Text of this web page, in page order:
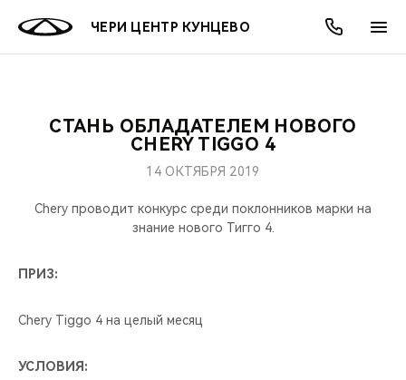
ЧЕРИ ЦЕНТР КУНЦЕВО
МОДЕЛИ
ПОКУПАТЕЛЯМ
КРЕДИТ И СТРАХОВАНИЕ
ВЛАДЕЛЬЦАМ
ЗАПЧАСТИ И АКСЕССУАРЫ
ПОДДЕРЖКА
CHERY CONNECT
МИР CHERY
CHERY В СОЦСЕТЯХ
ЛЮДИ CHERY
БЛАГОТВОРИТЕЛЬНОСТЬ
АКЦИИ
ОНЛАЙН СЕРВИСЫ
О КОМПАНИИ
СТАНЬ ОБЛАДАТЕЛЕМ НОВОГО
CHERY TIGGO 4
14 ОКТЯБРЯ 2019
Chery проводит конкурс среди поклонников марки на
знание нового Тигго 4.
ПРИЗ:
Chery Tiggo 4 на целый месяц
УСЛОВИЯ: